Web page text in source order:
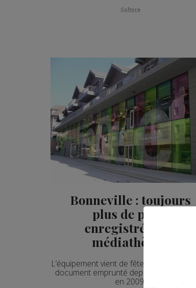
Culture
Bonneville : toujours
plus de prêts
enregistrés à la
médiathèque
L’équipement vient de fêter son 2
document emprunté depuis son
en 2009.